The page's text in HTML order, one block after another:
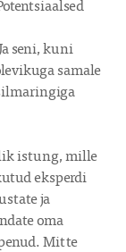
seni, kuni
samale
istung, mille
eksperdi
ja
oma
Mitte